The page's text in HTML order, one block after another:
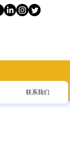
联系我们